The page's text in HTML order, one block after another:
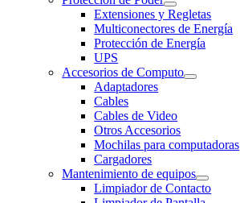
Extensiones y Regletas
Multiconectores de Energía
Protección de Energía
UPS
Accesorios de Computo
Adaptadores
Cables
Cables de Video
Otros Accesorios
Mochilas para computadoras
Cargadores
Mantenimiento de equipos
Limpiador de Contacto